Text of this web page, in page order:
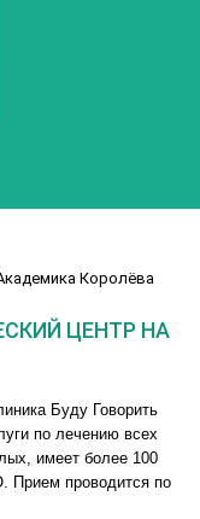
Королёва
ЦЕНТР НА
Буду Говорить
по лечению всех
имеет более 100
Прием проводится по